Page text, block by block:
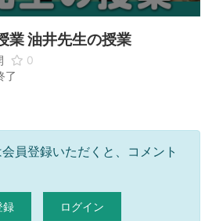
業 油井先生の授業
0
了
員登録いただくと、コメント
録 ログイン